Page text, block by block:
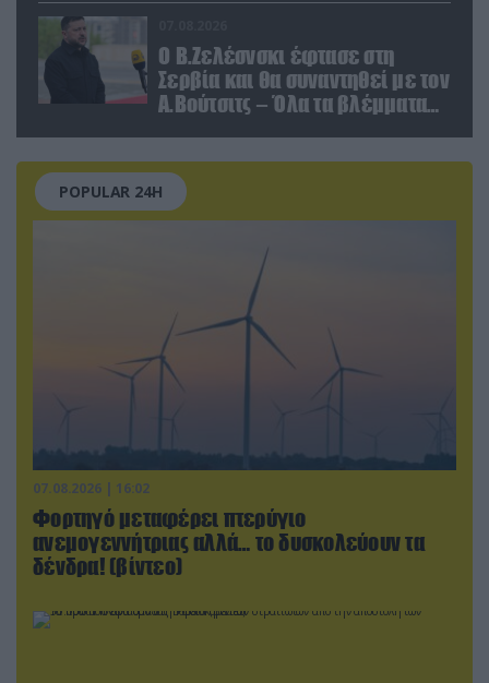
Ο Β.Ζελέσνσκι έφτασε στη
Σερβία και θα συναντηθεί με τον
Α.Βούτσιτς – Όλα τα βλέμματα
POPULAR 24H
07.08.2026 | 16:02
Φορτηγό μεταφέρει πτερύγιο
ανεμογεννήτριας αλλά… το δυσκολεύουν τα
δένδρα! (βίντεο)